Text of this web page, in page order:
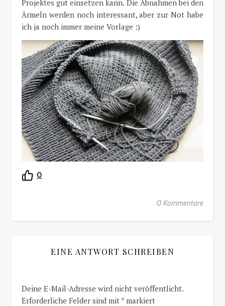
Projektes gut einsetzen kann. Die Abnahmen bei den
Ärmeln werden noch interessant, aber zur Not habe
ich ja noch immer meine Vorlage :)
0
0 Kommentare
EINE ANTWORT SCHREIBEN
Deine E-Mail-Adresse wird nicht veröffentlicht.
Erforderliche Felder sind mit * markiert